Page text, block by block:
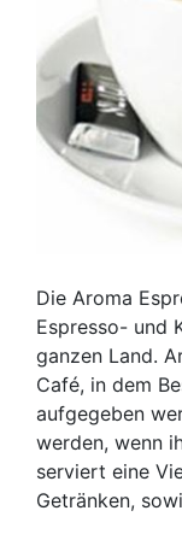
Die Aroma
Espresso- und
ganzen Land.
Café, in dem
aufgegeben
werden, wenn
serviert eine
Getränken,